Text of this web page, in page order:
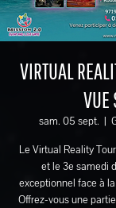
VIRTUAL
VUE
sam. 05 sept.
  |
Le Virtual Reality
et le 3e samedi
exceptionnel face à
Offrez-vous une